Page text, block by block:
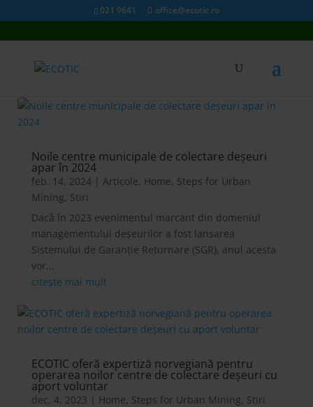
021 9641 office@ecotic.ro
Noile centre municipale de colectare deșeuri
apar în 2024
feb. 14, 2024| Articole, Home, Steps for Urban
Mining, Stiri
Dacă în 2023 evenimentul marcant din domeniul
managementului deșeurilor a fost lansarea
Sistemului de Garanție Returnare (SGR), anul acesta
vor...
citește mai mult
ECOTIC oferă expertiză norvegiană pentru
operarea noilor centre de colectare deșeuri cu
aport voluntar
dec. 4, 2023 | Home, Steps for Urban Mining, Stiri